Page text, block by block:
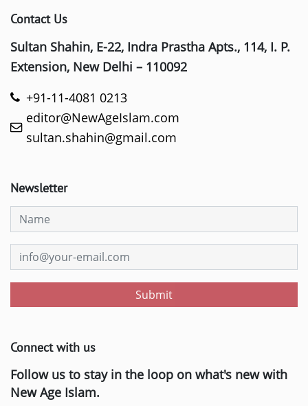
Contact Us
Sultan Shahin, E-22, Indra Prastha Apts., 114, I. P.
Extension, New Delhi – 110092
+91-11-4081 0213
editor@NewAgeIslam.com
sultan.shahin@gmail.com
Newsletter
Submit
Connect with us
Follow us to stay in the loop on what's new with
New Age Islam.